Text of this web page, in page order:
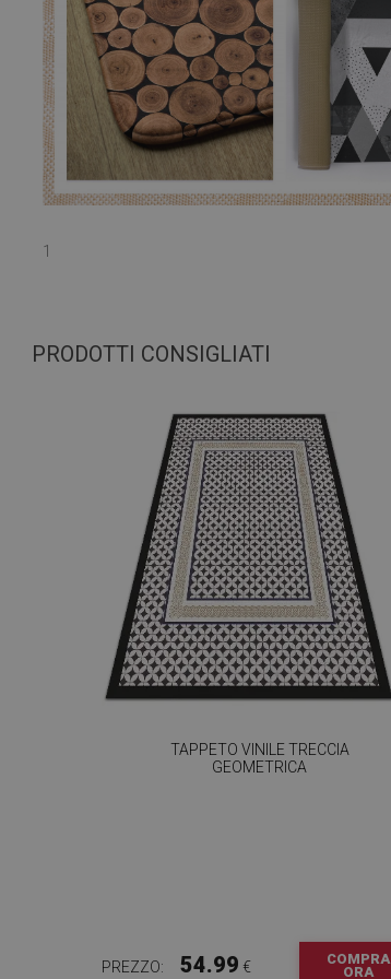
1
PRODOTTI CONSIGLIATI
TAPPETO VINILE TRECCIA
GEOMETRICA
PREZZO: 54.99 €
COMPRA
ORA